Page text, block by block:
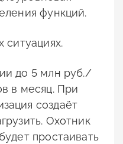
функций.
ситуациях.
до 5 млн руб./
в месяц. При
создаёт
Охотник
простаивать